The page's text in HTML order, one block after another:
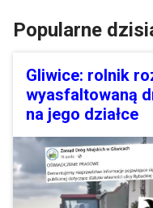
Popularne
Gliwice: rolnik
wyasfaltowaną
na jego działce